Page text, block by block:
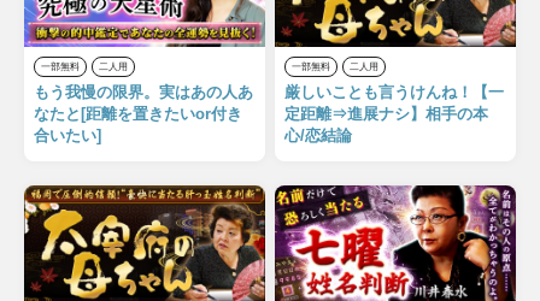
一部無料 二人用
もう我慢の限界。実はあの人あ
なたと[距離を置きたいor付き
合いたい]
一部無料 二人用
厳しいことも言うけんね！【一
定距離⇒進展ナシ】相手の本
心/恋結論